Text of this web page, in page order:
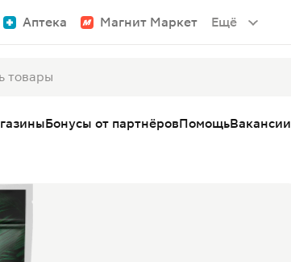
Аптека Магнит Маркет Ещё
Бонусы от партнёровПомощьВакансии